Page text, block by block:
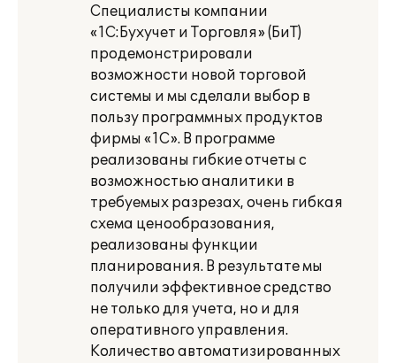
Специалисты компании
«1С:Бухучет и Торговля» (БиТ)
продемонстрировали
возможности новой торговой
системы и мы сделали выбор в
пользу программных продуктов
фирмы «1С». В программе
реализованы гибкие отчеты с
возможностью аналитики в
требуемых разрезах, очень гибкая
схема ценообразования,
реализованы функции
планирования. В результате мы
получили эффективное средство
не только для учета, но и для
оперативного управления.
Количество автоматизированных